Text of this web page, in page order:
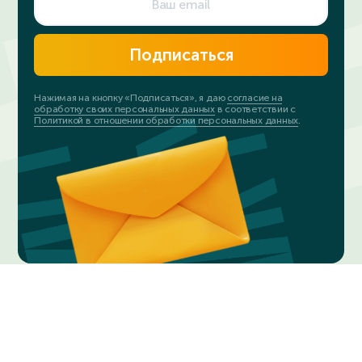
Подписаться
Нажимая на кнопку «Подписаться», я даю согласие на
обработку своих персональных данных в соответствии с
Политикой в отношении обработки персональных данных